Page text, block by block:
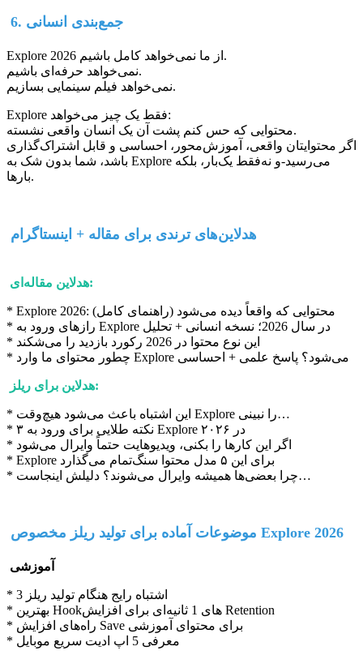
6. جمع‌بندی انسانی
Explore 2026 از ما نمی‌خواهد کامل باشیم.
نمی‌خواهد حرفه‌ای باشیم.
نمی‌خواهد فیلم سینمایی بسازیم.
Explore فقط یک چیز می‌خواهد:
محتوایی که حس کنم پشت آن یک انسان واقعی نشسته.
اگر محتوایتان واقعی، آموزش‌محور، احساسی و قابل اشتراک‌گذاری
باشد، شما بدون شک به Explore می‌رسید-و نه‌فقط یک‌بار، بلکه
بارها.
هدلاین‌های ترندی برای مقاله + اینستاگرام
هدلاین مقاله‌ای:
* Explore 2026: محتوایی که واقعاً دیده می‌شود (راهنمای کامل)
* رازهای ورود به Explore در سال 2026؛ نسخه انسانی + تحلیل
* این نوع محتوا در 2026 رکورد بازدید را می‌شکند
* چطور محتوای ما وارد Explore می‌شود؟ پاسخ علمی + احساسی
هدلاین برای ریلز:
* این اشتباه باعث می‌شود هیچ‌وقت Explore را نبینی…
* ۳ نکته طلایی برای ورود به Explore در ۲۰۲۶
* اگر این کارها را بکنی، ویدیوهایت حتماً وایرال می‌شود
* Explore برای این ۵ مدل محتوا سنگ‌تمام می‌گذارد
* چرا بعضی‌ها همیشه وایرال می‌شوند؟ دلیلش اینجاست…
موضوعات آماده برای تولید ریلز مخصوص Explore 2026
آموزشی
* 3 اشتباه رایج هنگام تولید ریلز
* بهترین Hookهای 1 ثانیه‌ای برای افزایش Retention
* راه‌های افزایش Save برای محتوای آموزشی
* معرفی 5 اپ ادیت سریع موبایل